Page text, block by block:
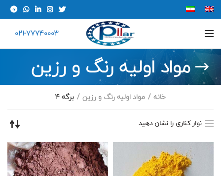
021-77740003
مواد اولیه رنگ و رزین
خانه مواد اولیه رنگ و رزین برگه 4
نوار کناری را نشان دهید